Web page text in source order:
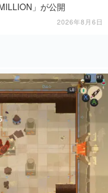
」が公開
2026年8月6日